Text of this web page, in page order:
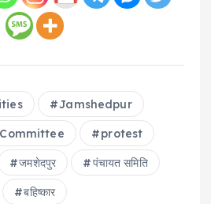
Jamshedpur
protest
जमशेदपुर पंचायत समिति
बहिष्कार